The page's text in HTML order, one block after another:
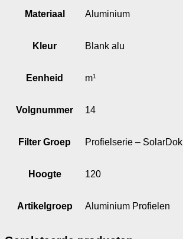
Materiaal Aluminium
Kleur Blank alu
Eenheid m¹
Volgnummer 14
Filter Groep Profielserie – SolarDok
Hoogte 120
Artikelgroep Aluminium Profielen